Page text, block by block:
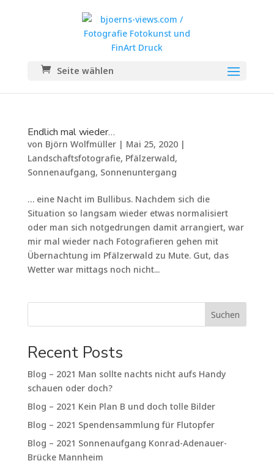
Seite wählen
Endlich mal wieder…
von Björn Wolfmüller| Mai 25, 2020|
Landschaftsfotografie, Pfälzerwald,
Sonnenaufgang, Sonnenuntergang
… eine Nacht im Bullibus. Nachdem sich die
Situation so langsam wieder etwas normalisiert
oder man sich notgedrungen damit arrangiert, war
mir mal wieder nach Fotografieren gehen mit
Übernachtung im Pfälzerwald zu Mute. Gut, das
Wetter war mittags noch nicht...
Suchen
Recent Posts
Blog – 2021 Man sollte nachts nicht aufs Handy
schauen oder doch?
Blog – 2021 Kein Plan B und doch tolle Bilder
Blog – 2021 Spendensammlung für Flutopfer
Blog – 2021 Sonnenaufgang Konrad-Adenauer-
Brücke Mannheim